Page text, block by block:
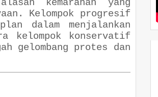
kemarahan yang
Kelompok progresif
dalam menjalankan
kelompok konservatif
gelombang protes dan